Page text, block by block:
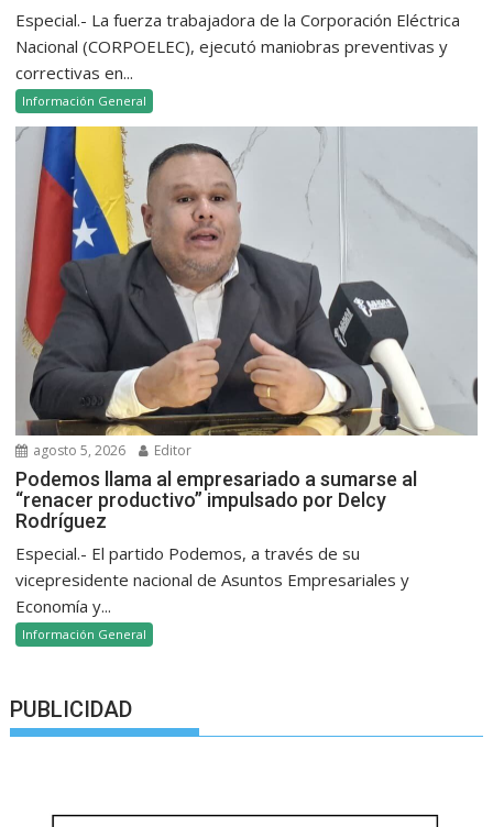
Especial.- La fuerza trabajadora de la Corporación Eléctrica
Nacional (CORPOELEC), ejecutó maniobras preventivas y
correctivas en...
Información General
agosto 5, 2026 Editor
Podemos llama al empresariado a sumarse al
“renacer productivo” impulsado por Delcy
Rodríguez
Especial.- El partido Podemos, a través de su
vicepresidente nacional de Asuntos Empresariales y
Economía y...
Información General
PUBLICIDAD